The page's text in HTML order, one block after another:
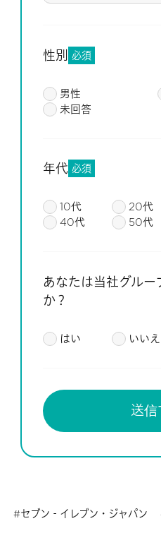
性別 必須
男性
未回答
年代 必須
10代 20代
40代
50代
あなたは当社グルー
か？
はい いいえ
セブン‐イレブン・ジャパン